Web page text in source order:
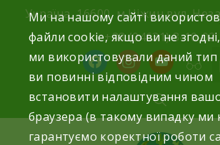
content
Україна, 16600, м.Ніжин вул.
+38 (04631) 3-10-02
facebookinstagram
youtube
Ми на нашому сайті
файли cookie, якщо ви не
ми використовували даний тип
ви повинні відповідним чином
встановити налаштування
браузера (в такому випадку ми
гарантуємо коректної роботи